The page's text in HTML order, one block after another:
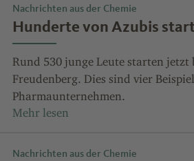
Nachrichten aus der Chemie
Hunderte von Azubis
Rund 530 junge Leute starten jetzt
Freudenberg. Dies sind vier
Pharmaunternehmen.
Nachrichten aus der Chemie